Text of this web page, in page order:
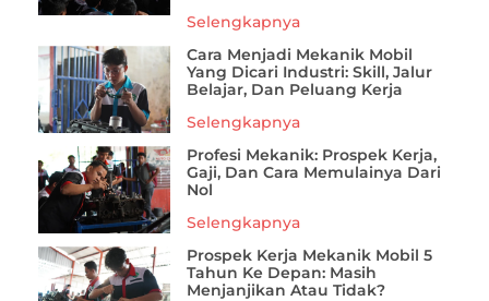
Selengkapnya
Cara Menjadi Mekanik Mobil
Yang Dicari Industri: Skill, Jalur
Belajar, Dan Peluang Kerja
Selengkapnya
Profesi Mekanik: Prospek Kerja,
Gaji, Dan Cara Memulainya Dari
Nol
Selengkapnya
Prospek Kerja Mekanik Mobil 5
Tahun Ke Depan: Masih
Menjanjikan Atau Tidak?